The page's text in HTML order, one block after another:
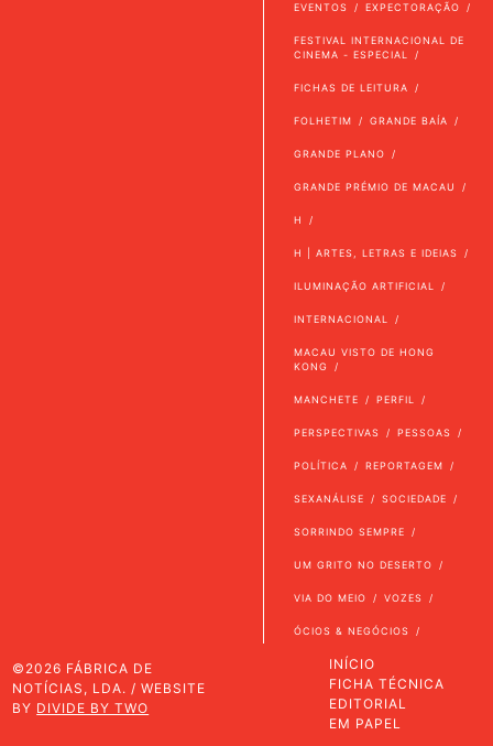
EVENTOS EXPECTORAÇÃO
FESTIVAL INTERNACIONAL DE
CINEMA - ESPECIAL
FICHAS DE LEITURA
FOLHETIM GRANDE BAÍA
GRANDE PLANO
GRANDE PRÉMIO DE MACAU
H
H | ARTES, LETRAS E IDEIAS
ILUMINAÇÃO ARTIFICIAL
INTERNACIONAL
MACAU VISTO DE HONG
KONG
MANCHETE PERFIL
PERSPECTIVAS PESSOAS
POLÍTICA REPORTAGEM
SEXANÁLISE SOCIEDADE
SORRINDO SEMPRE
UM GRITO NO DESERTO
VIA DO MEIO VOZES
ÓCIOS & NEGÓCIOS
©2026 FÁBRICA DE
NOTÍCIAS, LDA. / WEBSITE
BY DIVIDE BY TWO
INÍCIO
FICHA TÉCNICA
EDITORIAL
EM PAPEL